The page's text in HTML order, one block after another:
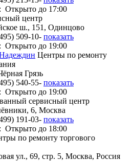
Открыто до 17:00
центр
ш., 151, Одинцово
509-10- показать
Открыто до 19:00
Центры по ремонту
Грязь
540-55- показать
Открыто до 19:00
сервисный центр
6, Москва
191-03- показать
Открыто до 18:00
по ремонту торгового
ул., 69, стр. 5, Москва, Россия